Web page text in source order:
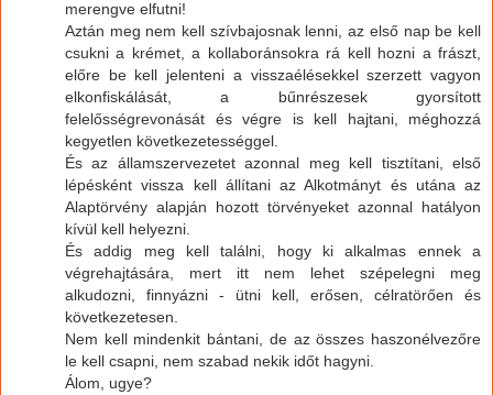
merengve elfutni!
Aztán meg nem kell szívbajosnak lenni, az első nap be kell
csukni a krémet, a kollaboránsokra rá kell hozni a frászt,
előre be kell jelenteni a visszaélésekkel szerzett vagyon
elkonfiskálását, a bűnrészesek gyorsított
felelősségrevonását és végre is kell hajtani, méghozzá
kegyetlen következetességgel.
És az államszervezetet azonnal meg kell tisztítani, első
lépésként vissza kell állítani az Alkotmányt és utána az
Alaptörvény alapján hozott törvényeket azonnal hatályon
kívül kell helyezni.
És addig meg kell találni, hogy ki alkalmas ennek a
végrehajtására, mert itt nem lehet szépelegni meg
alkudozni, finnyázni - ütni kell, erősen, célratörően és
következetesen.
Nem kell mindenkit bántani, de az összes haszonélvezőre
le kell csapni, nem szabad nekik időt hagyni.
Álom, ugye?